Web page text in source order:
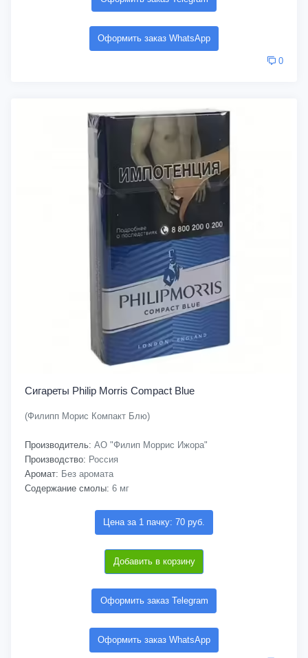
Оформить заказ WhatsApp
0
Сигареты Philip Morris Compact Blue
(Филипп Морис Компакт Блю)
Производитель: АО "Филип Моррис Ижора"
Производство: Россия
Аромат: Без аромата
Содержание смолы: 6 мг
Цена за 1 пачку: 70 руб.
Добавить в корзину
Оформить заказ Telegram
Оформить заказ WhatsApp